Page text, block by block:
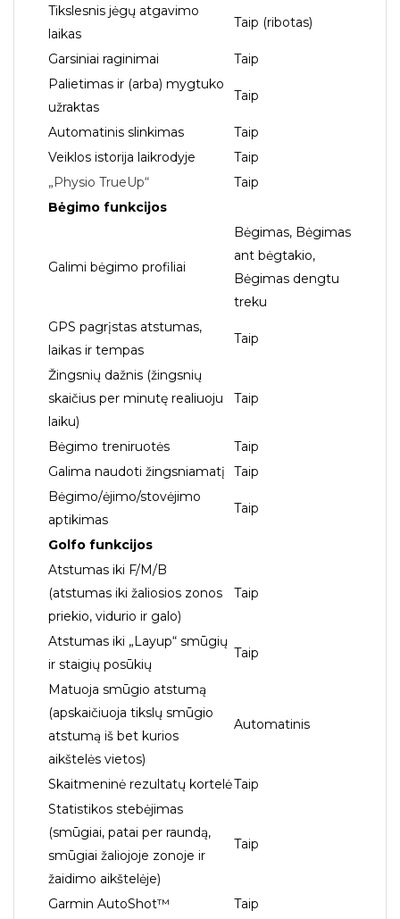
Tikslesnis jėgų atgavimo
laikas
Taip (ribotas)
Garsiniai raginimai
Taip
Palietimas ir (arba) mygtuko
užraktas
Taip
Automatinis slinkimas
Taip
Veiklos istorija laikrodyje
Taip
„Physio TrueUp“
Taip
Bėgimo funkcijos
Galimi bėgimo profiliai
Bėgimas, Bėgimas
ant bėgtakio,
Bėgimas dengtu
treku
GPS pagrįstas atstumas,
laikas ir tempas
Taip
Žingsnių dažnis (žingsnių
skaičius per minutę realiuoju
laiku)
Taip
Bėgimo treniruotės
Taip
Galima naudoti žingsniamatį
Taip
Bėgimo/ėjimo/stovėjimo
aptikimas
Taip
Golfo funkcijos
Atstumas iki F/M/B
(atstumas iki žaliosios zonos
priekio, vidurio ir galo)
Taip
Atstumas iki „Layup“ smūgių
ir staigių posūkių
Taip
Matuoja smūgio atstumą
(apskaičiuoja tikslų smūgio
atstumą iš bet kurios
aikštelės vietos)
Automatinis
Skaitmeninė rezultatų kortelėTaip
Statistikos stebėjimas
(smūgiai, patai per raundą,
smūgiai žaliojoje zonoje ir
žaidimo aikštelėje)
Taip
Garmin AutoShot™
Taip